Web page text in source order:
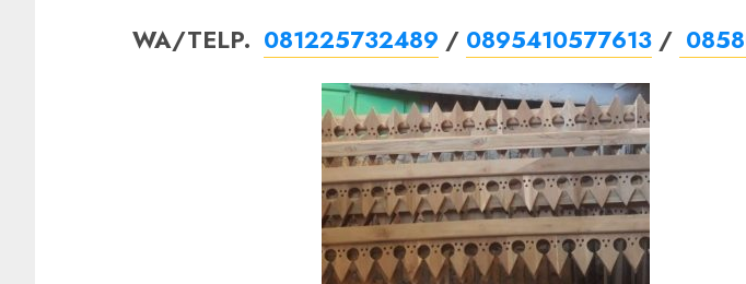
WA/TELP. 081225732489 / 0895410577613/